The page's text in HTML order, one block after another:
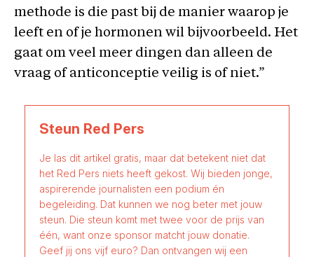
methode is die past bij de manier waarop je
leeft en of je hormonen wil bijvoorbeeld. Het
gaat om veel meer dingen dan alleen de
vraag of anticonceptie veilig is of niet.”
Steun Red Pers
Je las dit artikel gratis, maar dat betekent niet dat
het Red Pers niets heeft gekost. Wij bieden jonge,
aspirerende journalisten een podium én
begeleiding. Dat kunnen we nog beter met jouw
steun. Die steun komt met twee voor de prijs van
één, want onze sponsor matcht jouw donatie.
Geef jij ons vijf euro? Dan ontvangen wij een